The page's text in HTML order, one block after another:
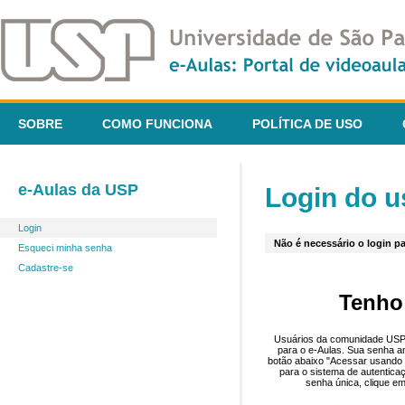
SOBRE COMO FUNCIONA POLÍTICA DE USO
e-Aulas da USP
Login
Esqueci minha senha
Cadastre-se
Login do
Não é necessário o login
Usuários da comunidade
para o e-Aulas. Sua senha
botão abaixo "Acessar
para o sistema de
senha única, clique